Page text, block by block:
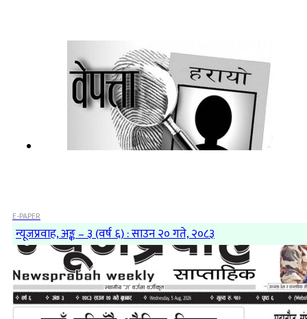
E-PAPER
न्यूजप्रवाह, अङ्क – ३ (वर्ष ६) : साउन २० गते, २०८३